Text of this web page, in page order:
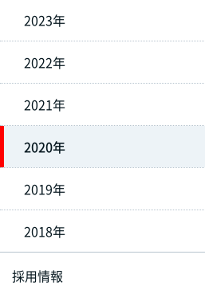
2023年
2022年
2021年
2020年
2019年
2018年
採用情報